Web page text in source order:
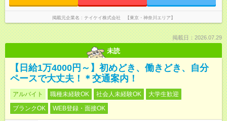
掲載元企業名 テイケイ株式会社 【東京・神奈川エリア】
掲載日：2026.07.29
未読
【日給1万4000円～】初めどき、働きどき、自分
ペースで大丈夫！＊交通案内！
アルバイト 職種未経験OK 社会人未経験OK
大学生歓迎
ブランクOK
WEB登録・面接OK